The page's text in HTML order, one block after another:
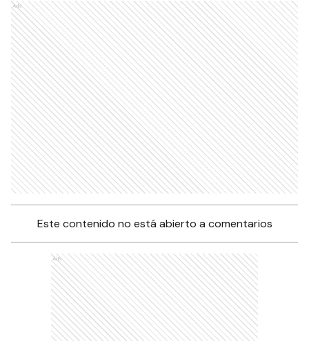
Ads
Este contenido no está abierto a comentarios
Ads